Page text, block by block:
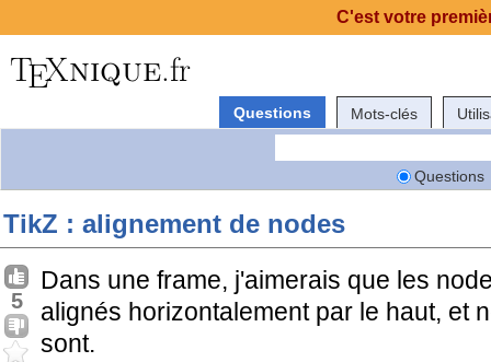
Questions Mots-clés
Questions
TikZ : alignement de nodes
5
Dans une frame, j'aimerais que les
alignés horizontalement par le haut, et
sont.
C'est votre